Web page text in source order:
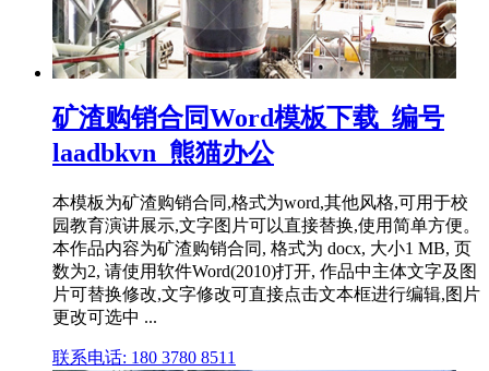
矿渣购销合同Word模板下载_编号
laadbkvn_熊猫办公
本模板为矿渣购销合同,格式为word,其他风格,可用于校
园教育演讲展示,文字图片可以直接替换,使用简单方便。
本作品内容为矿渣购销合同, 格式为 docx, 大小1 MB, 页
数为2, 请使用软件Word(2010)打开, 作品中主体文字及图
片可替换修改,文字修改可直接点击文本框进行编辑,图片
更改可选中 ...
联系电话: 180 3780 8511